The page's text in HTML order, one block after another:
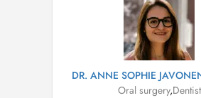
DR. ANNE SOPHIE
Oral surgery,Dentist